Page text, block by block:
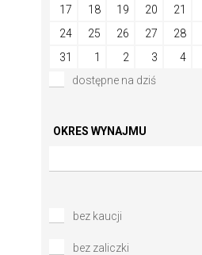
17
18 19 20 21
24
25 26 27 28
31
1 2 3 4
dostępne na dziś
OKRES WYNAJMU
bez kaucji
bez zaliczki